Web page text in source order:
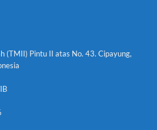
(TMII) Pintu II atas No. 43. Cipayung,